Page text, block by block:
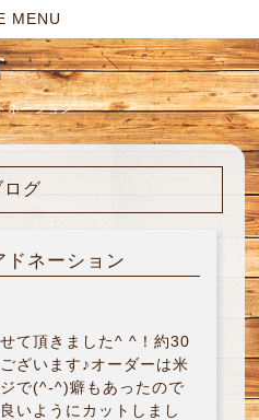
MENU
ネーション
ログ
ネーション
て頂きました^ ^！約30
ざいます♪オーダーは米
で(^-^)癖もあったので
いようにカットしまし